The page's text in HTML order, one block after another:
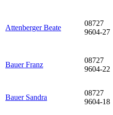
Attenberger Beate
08727
9604-27
Bauer Franz
08727
9604-22
Bauer Sandra
08727
9604-18